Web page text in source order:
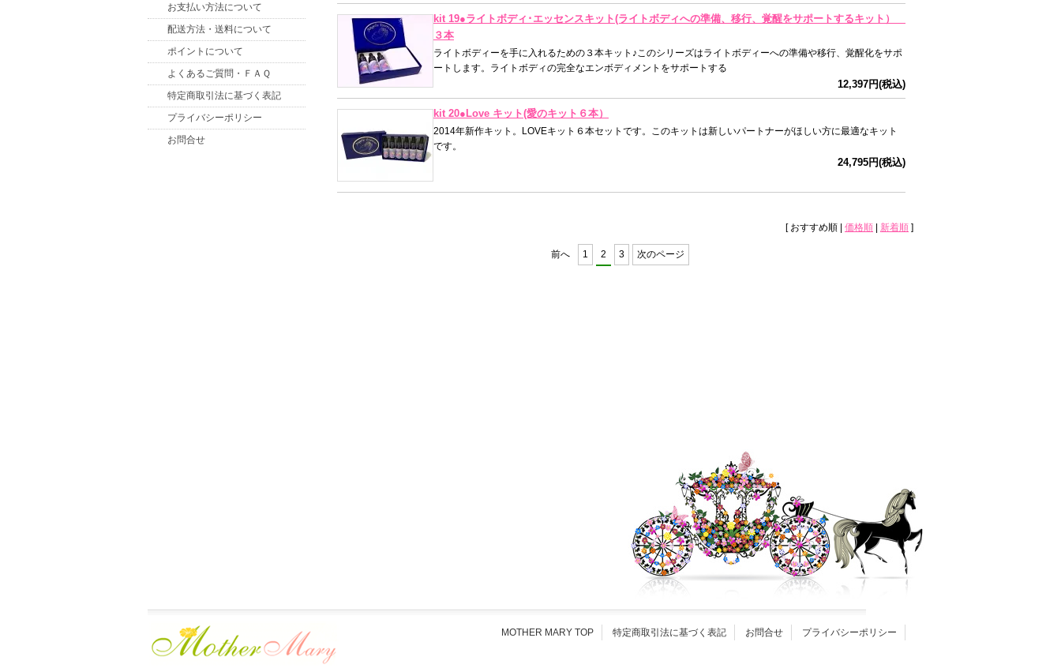
kit 19●ライトボディ･エッセンスキット(ライトボディへの準備、移行、覚醒をサポートするキット）
３本
ライトボディーを手に入れるための３本キット♪このシリーズはライトボディーへの準備や移行、覚醒化をサポ
ートします。ライトボディの完全なエンボディメントをサポートする
12,397円(税込)
kit 20●Love キット(愛のキット６本）
2014年新作キット。LOVEキット６本セットです。このキットは新しいパートナーがほしい方に最適なキット
です。
24,795円(税込)
[ おすすめ順 | 価格順 新着順 ]
前へ 1 2 3 次のページ
お支払い方法について
配送方法・送料について
ポイントについて
よくあるご質問・ＦＡＱ
特定商取引法に基づく表記
プライバシーポリシー
お問合せ
MOTHER MARY TOP 特定商取引法に基づく表記 お問合せ プライバシーポリシー